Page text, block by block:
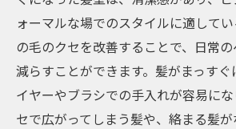
ォーマルな場でのスタイルに適して
の毛のクセを改善することで、日常
減らすことができます。髪がまっす
イヤーやブラシでの手入れが容易に
セで広がってしまう髪や、絡まる髪